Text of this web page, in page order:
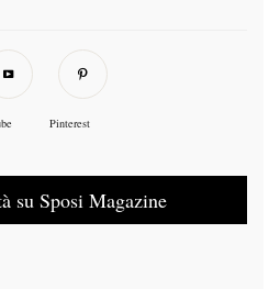
Pinterest
su Sposi Magazine